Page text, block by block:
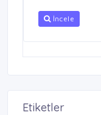
İncele
Etiketler